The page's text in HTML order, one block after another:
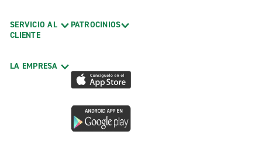
SERVICIO AL
CLIENTE
LA EMPRESA
PATROCINIOS